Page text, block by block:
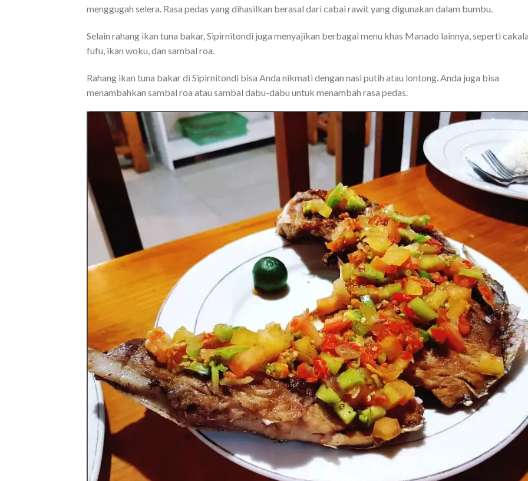
menggugah selera. Rasa pedas yang dihasilkan berasal dari cabai rawit yang digunakan dalam bumbu.
Selain rahang ikan tuna bakar, Sipirnitondi juga menyajikan berbagai menu khas Manado lainnya, seperti
fufu, ikan woku, dan sambal roa.
Rahang ikan tuna bakar di Sipirnitondi bisa Anda nikmati dengan nasi putih atau lontong. Anda juga bisa
menambahkan sambal roa atau sambal dabu-dabu untuk menambah rasa pedas.